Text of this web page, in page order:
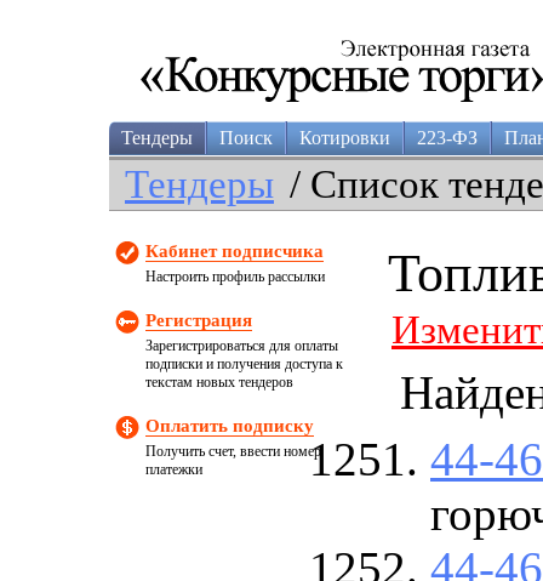
Тендеры Поиск Котировки 223-ФЗ
Тендеры / Список
Кабинет подписчика
Настроить профиль рассылки
Регистрация
Зарегистрироваться для оплаты
подписки и получения доступа к
текстам новых тендеров
Оплатить подписку
Получить счет, ввести номер
платежки
44-
44-